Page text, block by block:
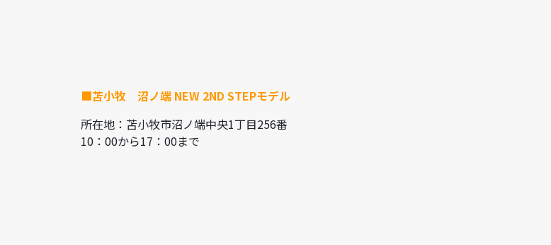
■苫小牧 沼ノ端 NEW 2ND STEPモデル
所在地：苫小牧市沼ノ端中央1丁目256番
10：00から17：00まで